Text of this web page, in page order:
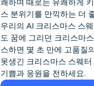
쾌하며 때로는 유쾌하게
스 분위기를 만끽하는 더
우리의 AI 크리스마스 스웨
도 꿈에 그리던 크리스마
스하면 몇 초 만에 고품질
못생긴 크리스마스 스웨터
기쁨과 응원을 전하세요.